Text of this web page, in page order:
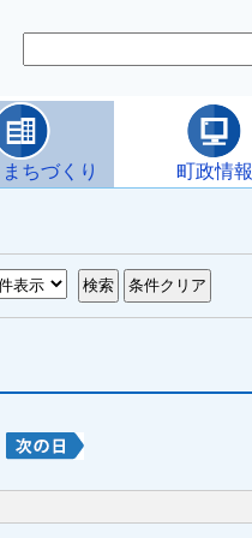
ちづくり 町政情報